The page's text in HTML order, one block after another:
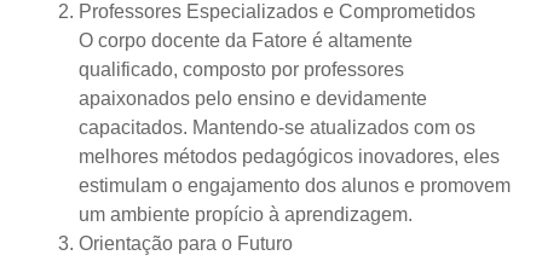
Professores Especializados e Comprometidos
O corpo docente da Fatore é altamente
qualificado, composto por professores
apaixonados pelo ensino e devidamente
capacitados. Mantendo-se atualizados com os
melhores métodos pedagógicos inovadores, eles
estimulam o engajamento dos alunos e promovem
um ambiente propício à aprendizagem.
Orientação para o Futuro